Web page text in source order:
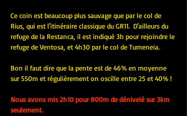
Ce coin est beaucoup plus sauvage que par le col de
Rius, qui est l'itinéraire classique du GR11.  D'ailleurs du
refuge de la Restanca, il est indiqué 3h pour rejoindre le
refuge de Ventosa, et 4h30 par le col de Tumeneia.
Bon il faut dire que la pente est de 46% en moyenne
sur 550m et régulièrement on oscille entre 25 et 40% !
Nous avons mis 2h10 pour 800m de dénivelé sur 3km
seulement.